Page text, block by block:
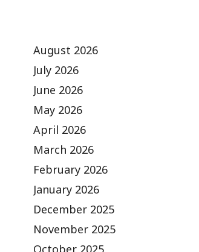
August 2026
July 2026
June 2026
May 2026
April 2026
March 2026
February 2026
January 2026
December 2025
November 2025